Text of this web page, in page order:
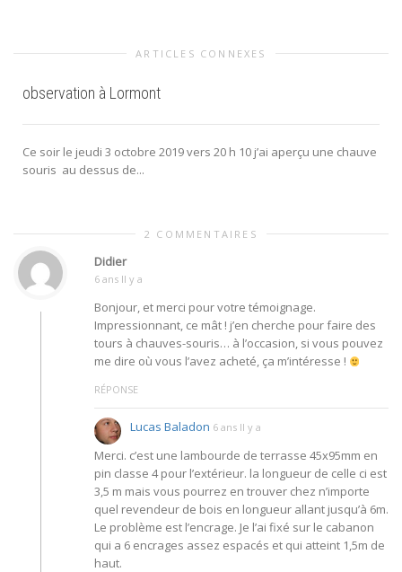
ARTICLES CONNEXES
observation à Lormont
Ce soir le jeudi 3 octobre 2019 vers 20 h 10 j’ai aperçu une chauve
souris au dessus de...
2 COMMENTAIRES
Didier
6 ans Il y a
Bonjour, et merci pour votre témoignage.
Impressionnant, ce mât ! j’en cherche pour faire des
tours à chauves-souris… à l’occasion, si vous pouvez
me dire où vous l’avez acheté, ça m’intéresse !
RÉPONSE
Lucas Baladon 6 ans Il y a
Merci. c’est une lambourde de terrasse 45x95mm en
pin classe 4 pour l’extérieur. la longueur de celle ci est
3,5 m mais vous pourrez en trouver chez n’importe
quel revendeur de bois en longueur allant jusqu’à 6m.
Le problème est l’encrage. Je l’ai fixé sur le cabanon
qui a 6 encrages assez espacés et qui atteint 1,5m de
haut.